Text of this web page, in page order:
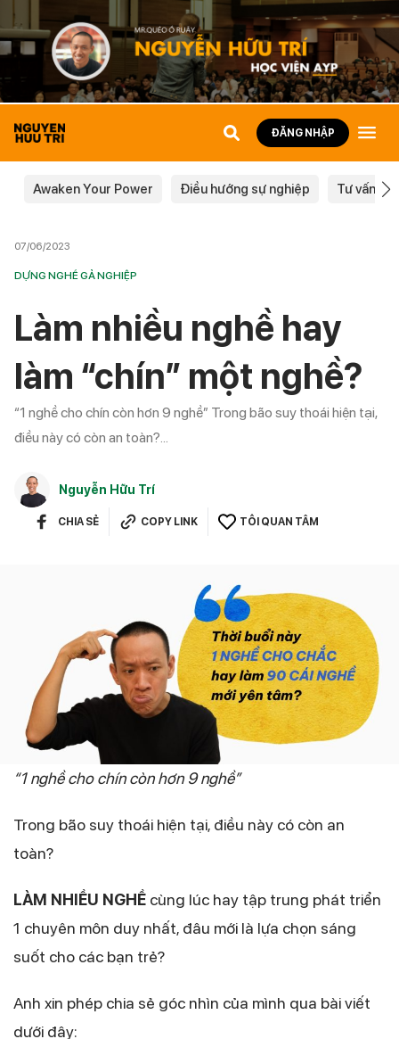
ĐĂNG NHẬP
Awaken Your Power Điều hướng sự nghiệp Tư vấn
07/06/2023
DỰNG NGHỀ GẢ NGHIỆP
Làm nhiều nghề hay
làm “chín” một nghề?
“1 nghề cho chín còn hơn 9 nghề” Trong bão suy thoái hiện tại,
điều này có còn an toàn?...
Nguyễn Hữu Trí
CHIA SẺ COPY LINK TÔI QUAN TÂM
“1 nghề cho chín còn hơn 9 nghề”
Trong bão suy thoái hiện tại, điều này có còn an
toàn?
LÀM NHIỀU NGHỀ cùng lúc hay tập trung phát triển
1 chuyên môn duy nhất, đâu mới là lựa chọn sáng
suốt cho các bạn trẻ?
Anh xin phép chia sẻ góc nhìn của mình qua bài viết
dưới đây: